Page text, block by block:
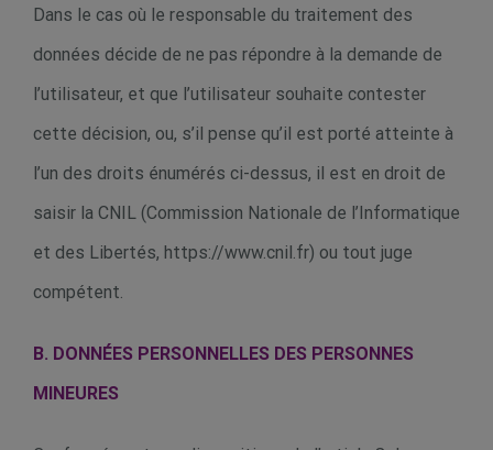
Dans le cas où le responsable du traitement des
données décide de ne pas répondre à la demande de
l’utilisateur, et que l’utilisateur souhaite contester
cette décision, ou, s’il pense qu’il est porté atteinte à
l’un des droits énumérés ci-dessus, il est en droit de
saisir la CNIL (Commission Nationale de l’Informatique
et des Libertés, https://www.cnil.fr) ou tout juge
compétent.
B. DONNÉES PERSONNELLES DES PERSONNES
MINEURES